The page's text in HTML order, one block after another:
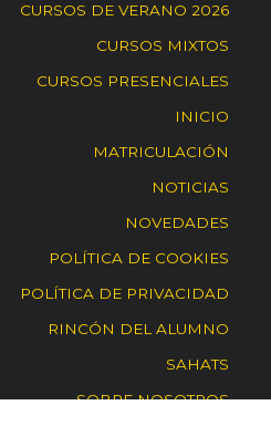
CURSOS DE VERANO 2026
CURSOS MIXTOS
CURSOS PRESENCIALES
INICIO
MATRICULACIÓN
NOTICIAS
NOVEDADES
POLÍTICA DE COOKIES
POLÍTICA DE PRIVACIDAD
RINCÓN DEL ALUMNO
SAHATS
SOBRE NOSOTROS